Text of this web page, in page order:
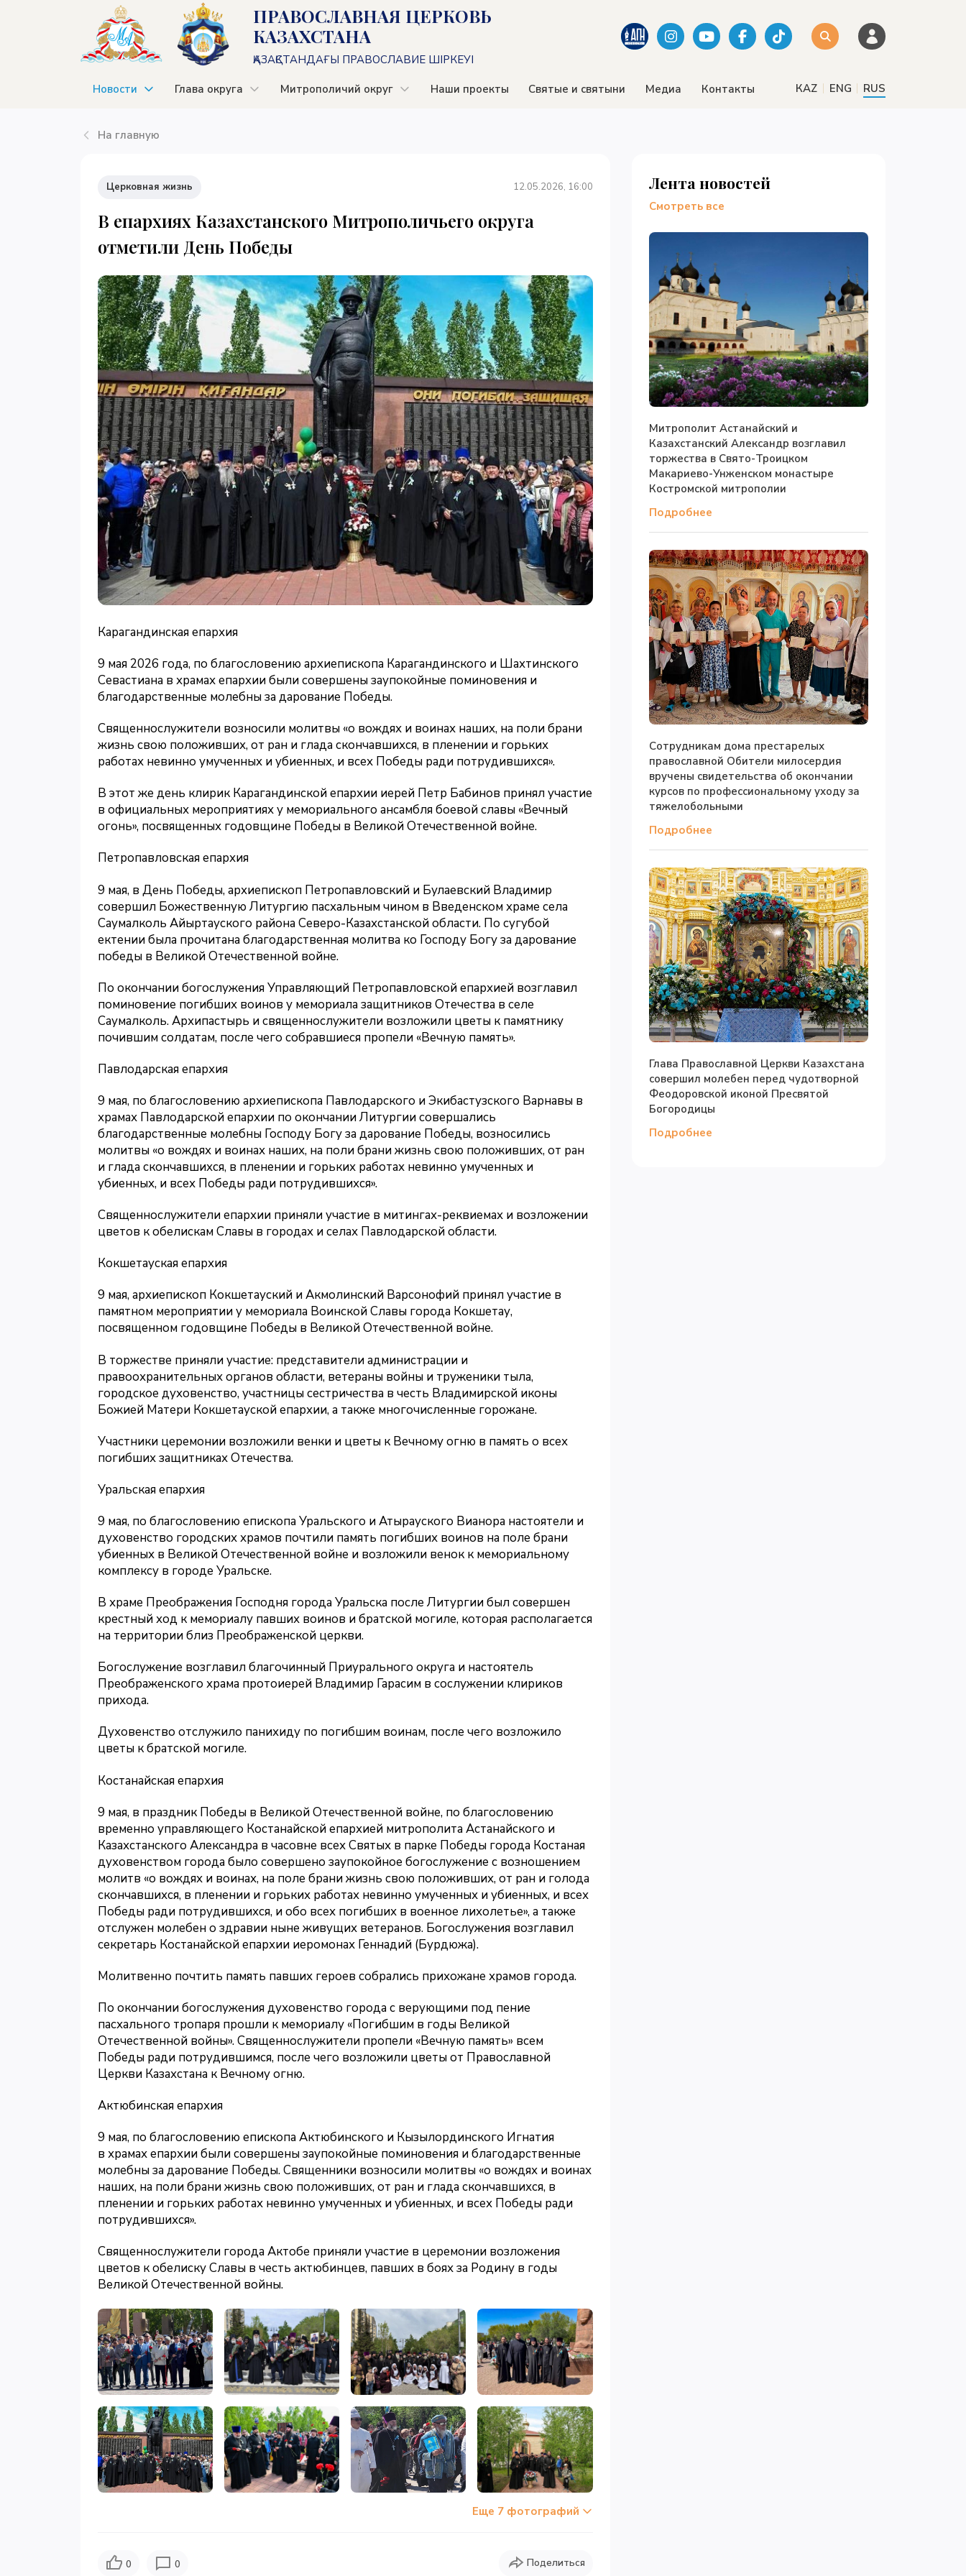
ПРАВОСЛАВНАЯ ЦЕРКОВЬ
КАЗАХСТАНА
ҚАЗАҚСТАНДАҒЫ ПРАВОСЛАВИЕ ШІРКЕУІ
Новости Глава округа Митрополичий округ Наши проекты Святые и святыни Медиа Контакты КАZ | ENG | RUS
На главную
Церковная жизнь 12.05.2026, 16:00
В епархиях Казахстанского Митрополичьего округа
отметили День Победы
Карагандинская епархия
9 мая 2026 года, по благословению архиепископа Карагандинского и Шахтинского
Севастиана в храмах епархии были совершены заупокойные поминовения и
благодарственные молебны за дарование Победы.
Священнослужители возносили молитвы «о вождях и воинах наших, на поли брани
жизнь свою положивших, от ран и глада скончавшихся, в пленении и горьких
работах невинно умученных и убиенных, и всех Победы ради потрудившихся».
В этот же день клирик Карагандинской епархии иерей Петр Бабинов принял участие
в официальных мероприятиях у мемориального ансамбля боевой славы «Вечный
огонь», посвященных годовщине Победы в Великой Отечественной войне.
Петропавловская епархия
9 мая, в День Победы, архиепископ Петропавловский и Булаевский Владимир
совершил Божественную Литургию пасхальным чином в Введенском храме села
Саумалколь Айыртауского района Северо-Казахстанской области. По сугубой
ектении была прочитана благодарственная молитва ко Господу Богу за дарование
победы в Великой Отечественной войне.
По окончании богослужения Управляющий Петропавловской епархией возглавил
поминовение погибших воинов у мемориала защитников Отечества в селе
Саумалколь. Архипастырь и священнослужители возложили цветы к памятнику
почившим солдатам, после чего собравшиеся пропели «Вечную память».
Павлодарская епархия
9 мая, по благословению архиепископа Павлодарского и Экибастузского Варнавы в
храмах Павлодарской епархии по окончании Литургии совершались
благодарственные молебны Господу Богу за дарование Победы, возносились
молитвы «о вождях и воинах наших, на поли брани жизнь свою положивших, от ран
и глада скончавшихся, в пленении и горьких работах невинно умученных и
убиенных, и всех Победы ради потрудившихся».
Священнослужители епархии приняли участие в митингах-реквиемах и возложении
цветов к обелискам Славы в городах и селах Павлодарской области.
Кокшетауская епархия
9 мая, архиепископ Кокшетауский и Акмолинский Варсонофий принял участие в
памятном мероприятии у мемориала Воинской Славы города Кокшетау,
посвященном годовщине Победы в Великой Отечественной войне.
В торжестве приняли участие: представители администрации и
правоохранительных органов области, ветераны войны и труженики тыла,
городское духовенство, участницы сестричества в честь Владимирской иконы
Божией Матери Кокшетауской епархии, а также многочисленные горожане.
Участники церемонии возложили венки и цветы к Вечному огню в память о всех
погибших защитниках Отечества.
Уральская епархия
9 мая, по благословению епископа Уральского и Атырауского Вианора настоятели и
духовенство городских храмов почтили память погибших воинов на поле брани
убиенных в Великой Отечественной войне и возложили венок к мемориальному
комплексу в городе Уральске.
В храме Преображения Господня города Уральска после Литургии был совершен
крестный ход к мемориалу павших воинов и братской могиле, которая располагается
на территории близ Преображенской церкви.
Богослужение возглавил благочинный Приурального округа и настоятель
Преображенского храма протоиерей Владимир Гарасим в сослужении клириков
прихода.
Духовенство отслужило панихиду по погибшим воинам, после чего возложило
цветы к братской могиле.
Костанайская епархия
9 мая, в праздник Победы в Великой Отечественной войне, по благословению
временно управляющего Костанайской епархией митрополита Астанайского и
Казахстанского Александра в часовне всех Святых в парке Победы города Костаная
духовенством города было совершено заупокойное богослужение с возношением
молитв «о вождях и воинах, на поле брани жизнь свою положивших, от ран и голода
скончавшихся, в пленении и горьких работах невинно умученных и убиенных, и всех
Победы ради потрудившихся, и обо всех погибших в военное лихолетье», а также
отслужен молебен о здравии ныне живущих ветеранов. Богослужения возглавил
секретарь Костанайской епархии иеромонах Геннадий (Бурдюжа).
Молитвенно почтить память павших героев собрались прихожане храмов города.
По окончании богослужения духовенство города с верующими под пение
пасхального тропаря прошли к мемориалу «Погибшим в годы Великой
Отечественной войны». Священнослужители пропели «Вечную память» всем
Победы ради потрудившимся, после чего возложили цветы от Православной
Церкви Казахстана к Вечному огню.
Актюбинская епархия
9 мая, по благословению епископа Актюбинского и Кызылординского Игнатия
в храмах епархии были совершены заупокойные поминовения и благодарственные
молебны за дарование Победы. Священники возносили молитвы «о вождях и воинах
наших, на поли брани жизнь свою положивших, от ран и глада скончавшихся, в
пленении и горьких работах невинно умученных и убиенных, и всех Победы ради
потрудившихся».
Священнослужители города Актобе приняли участие в церемонии возложения
цветов к обелиску Славы в честь актюбинцев, павших в боях за Родину в годы
Великой Отечественной войны.
Еще 7 фотографий
0 0 Поделиться
Лента новостей
Смотреть все
Митрополит Астанайский и
Казахстанский Александр возглавил
торжества в Свято-Троицком
Макариево-Унженском монастыре
Костромской митрополии
Подробнее
Сотрудникам дома престарелых
православной Обители милосердия
вручены свидетельства об окончании
курсов по профессиональному уходу за
тяжелобольными
Подробнее
Глава Православной Церкви Казахстана
совершил молебен перед чудотворной
Феодоровской иконой Пресвятой
Богородицы
Подробнее